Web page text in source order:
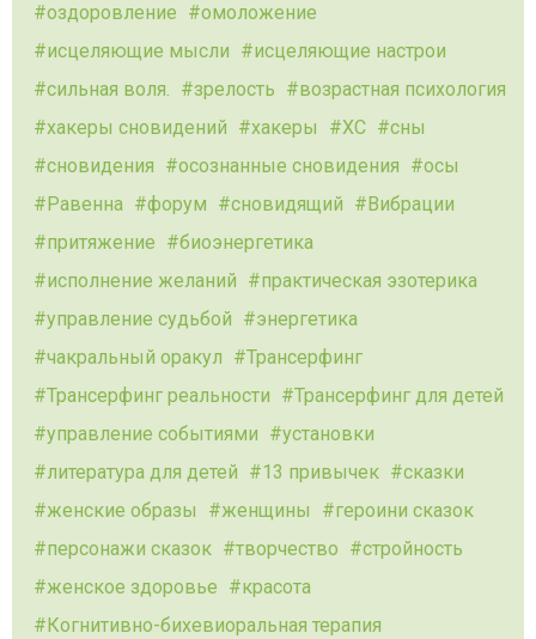
оздоровление
омоложение
исцеляющие мысли
исцеляющие настрои
сильная воля.
зрелость
возрастная психология
хакеры сновидений
хакеры ХС
сны
сновидения
осознанные сновидения
осы
Равенна
форум сновидящий
Вибрации
притяжение
биоэнергетика
исполнение желаний
практическая эзотерика
управление судьбой
энергетика
чакральный оракул
Трансерфинг
Трансерфинг реальности
Трансерфинг для детей
управление событиями
установки
литература для детей
13 привычек
сказки
женские образы
женщины
героини сказок
персонажи сказок
творчество
стройность
женское здоровье
красота
Когнитивно-бихевиоральная терапия